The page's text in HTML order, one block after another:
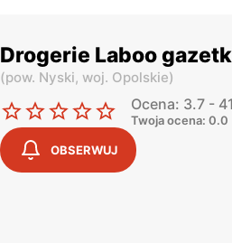
Drogerie Laboo
(pow. Nyski, woj. Opolskie)
Ocena: 3.7 -
Twoja ocena: 0.0
OBSERWUJ